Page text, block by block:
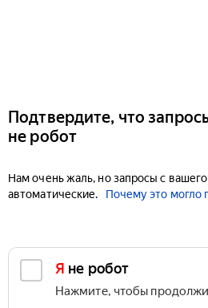
Подтвердите, что
не робот
Нам очень жаль, но запросы с
автоматические.
Почему это могло
Я не робот
Нажмите, чтобы